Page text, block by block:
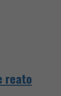
reato